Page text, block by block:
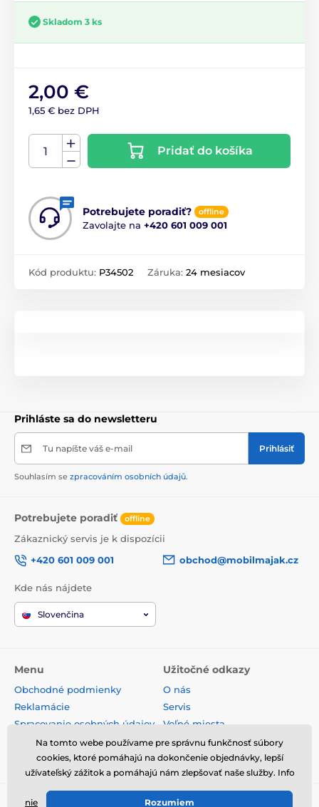
Skladom 3 ks
2,00 €
1,65 € bez DPH
Pridať do košíka
Potrebujete poradiť? offline
Zavolajte na +420 601 009 001
Kód produktu: P34502 Záruka: 24 mesiacov
Prihláste sa do newsletteru
Tu napíšte váš e-mail Prihlásiť
Souhlasím se zpracováním osobních údajů.
Potrebujete poradiť offline
Zákaznický servis je k dispozícii
+420 601 009 001
obchod@mobilmajak.cz
Kde nás nájdete
Slovenčina
Menu
Obchodné podmienky
Reklamácie
Spracovanie osobných údajov
Doprava a platba
Odstúpenie od zmluvy
Užitočné odkazy
O nás
Servis
Voľné miesta
Kontakt
© 2026 www.mobilmajak.sk ⦁ E-shop vytvorila
Na tomto webe používame pre správnu funkčnosť súbory
cookies, ktoré pomáhajú na dokončenie objednávky, lepší
užívateľský zážitok a pomáhajú nám zlepšovať naše služby. Info
nie Rozumiem